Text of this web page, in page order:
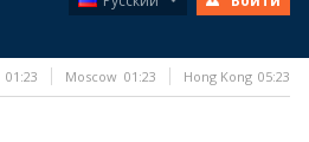
01:23 Moscow 01:23 Hong Kong 05:23